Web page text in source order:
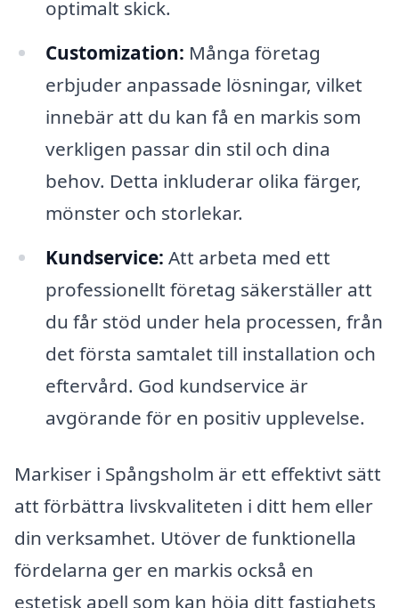
optimalt skick.
Customization: Många företag
erbjuder anpassade lösningar, vilket
innebär att du kan få en markis som
verkligen passar din stil och dina
behov. Detta inkluderar olika färger,
mönster och storlekar.
Kundservice: Att arbeta med ett
professionellt företag säkerställer att
du får stöd under hela processen, från
det första samtalet till installation och
eftervård. God kundservice är
avgörande för en positiv upplevelse.
Markiser i Spångsholm är ett effektivt sätt
att förbättra livskvaliteten i ditt hem eller
din verksamhet. Utöver de funktionella
fördelarna ger en markis också en
estetisk apell som kan höja ditt fastighets